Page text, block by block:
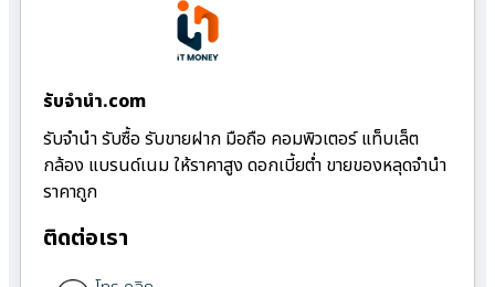
รับจํานํา.com
รับจำนำ รับซื้อ รับขายฝาก มือถือ คอมพิวเตอร์ แท็บเล็ต
กล้อง แบรนด์เนม ให้ราคาสูง ดอกเบี้ยต่ำ ขายของหลุดจำนำ
ราคาถูก
ติดต่อเรา